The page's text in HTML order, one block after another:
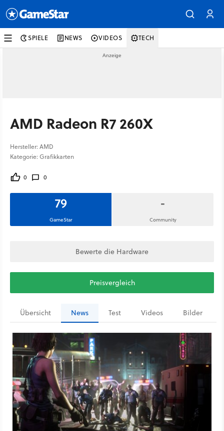
SPIELE NEWS VIDEOS TECH
AMD Radeon R7 260X
Hersteller: AMD
Kategorie: Grafikkarten
0 0
79
GameStar
-
Community
Bewerte die Hardware
Preisvergleich
Übersicht News Test Videos Bilder